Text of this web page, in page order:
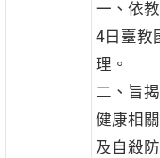
一、依
4日臺教
理。
二、旨
健康相
及自殺